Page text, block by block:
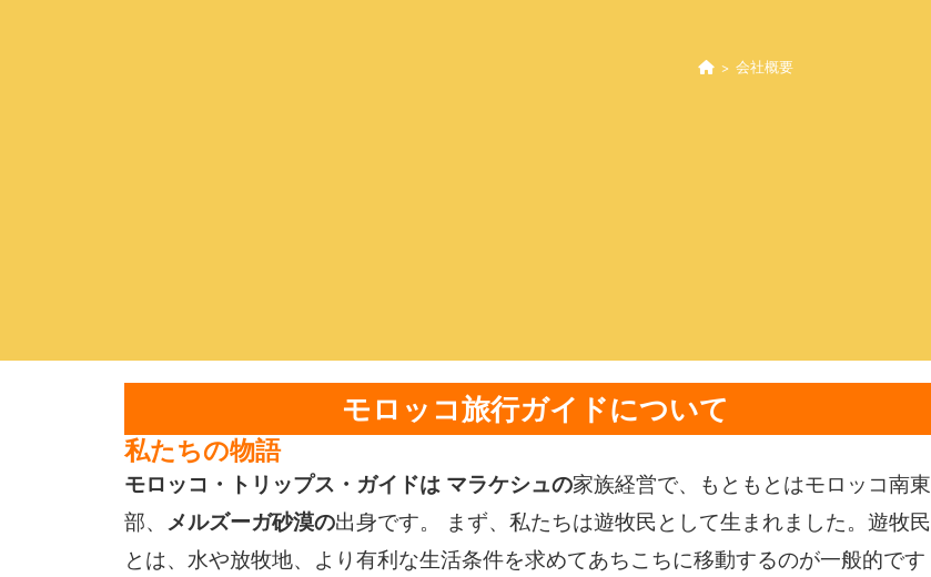
> 会社概要
モロッコ旅行ガイドについて
私たちの物語
モロッコ・トリップス・ガイドは マラケシュの家族経営で、もともとはモロッコ南東
部、 メルズーガ砂漠の出身です。 まず、私たちは遊牧民として生まれました。遊牧民
とは、水や放牧地、より有利な生活条件を求めてあちこちに移動するのが一般的です